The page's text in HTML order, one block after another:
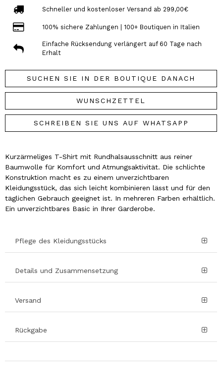
Schneller und kostenloser Versand ab 299,00€
100% sichere Zahlungen | 100+ Boutiquen in Italien
Einfache Rücksendung verlängert auf 60 Tage nach
Erhalt
SUCHEN SIE IN DER BOUTIQUE DANACH
WUNSCHZETTEL
SCHREIBEN SIE UNS AUF WHATSAPP
Kurzärmeliges T-Shirt mit Rundhalsausschnitt aus reiner
Baumwolle für Komfort und Atmungsaktivität. Die schlichte
Konstruktion macht es zu einem unverzichtbaren
Kleidungsstück, das sich leicht kombinieren lässt und für den
täglichen Gebrauch geeignet ist. In mehreren Farben erhältlich.
Ein unverzichtbares Basic in Ihrer Garderobe.
Pflege des Kleidungsstücks
Details und Zusammensetzung
Versand
Rückgabe